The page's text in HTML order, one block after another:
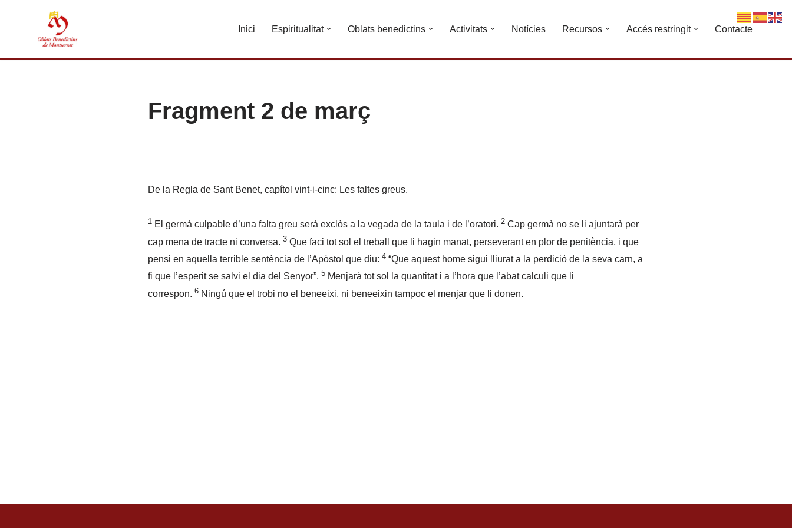
Inici Espiritualitat Oblats benedictins Activitats Notícies Recursos Accés restringit Contacte
Fragment 2 de març
De la Regla de Sant Benet, capítol vint-i-cinc: Les faltes greus.
1El germà culpable d’una falta greu serà exclòs a la vegada de la taula i de l’oratori. 2Cap germà no se li ajuntarà per
cap mena de tracte ni conversa. 3Que faci tot sol el treball que li hagin manat, perseverant en plor de penitència, i que
pensi en aquella terrible sentència de l’Apòstol que diu: 4“Que aquest home sigui lliurat a la perdició de la seva carn, a
fi que l’esperit se salvi el dia del Senyor”. 5Menjarà tot sol la quantitat i a l’hora que l’abat calculi que li
correspon. 6Ningú que el trobi no el beneeixi, ni beneeixin tampoc el menjar que li donen.